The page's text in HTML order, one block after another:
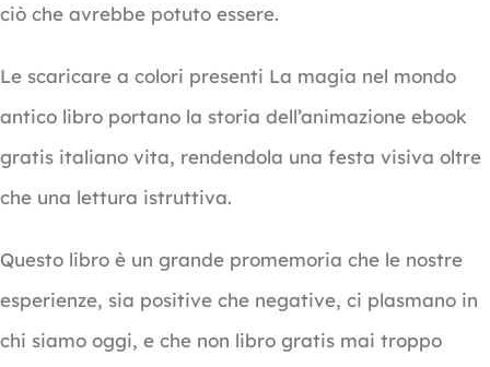
ciò che avrebbe potuto essere.
Le scaricare a colori presenti La magia nel mondo
antico libro portano la storia dell’animazione ebook
gratis italiano vita, rendendola una festa visiva oltre
che una lettura istruttiva.
Questo libro è un grande promemoria che le nostre
esperienze, sia positive che negative, ci plasmano in
chi siamo oggi, e che non libro gratis mai troppo